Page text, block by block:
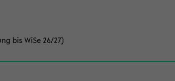
bis WiSe 26/27)